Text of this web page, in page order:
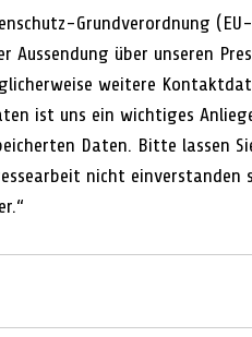
Grundverordnung
Aussendung über unseren
weitere
ist uns ein wichtiges
Daten. Bitte lassen
nicht einverstanden